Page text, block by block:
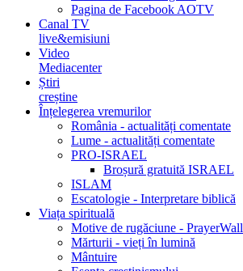
Pagina de Facebook AOTV
Canal TV
live&emisiuni
Video
Mediacenter
Știri
creștine
Înțelegerea vremurilor
România - actualități comentate
Lume - actualități comentate
PRO-ISRAEL
Broșură gratuită ISRAEL
ISLAM
Escatologie - Interpretare biblică
Viața spirituală
Motive de rugăciune - PrayerWall
Mărturii - vieți în lumină
Mântuire